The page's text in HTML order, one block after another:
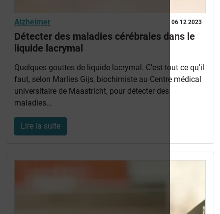
06 12 2023
Alzheimer
Détecter des maladies cérébrales dans le
liquide lacrymal
Quelques gouttes de liquide lacrymal. C'est tout ce qu'il
faut, selon Marlies Gijs, biochimiste au Centre médical
universitaire de Maastricht, pour détecter des
maladies...
Lire la suite